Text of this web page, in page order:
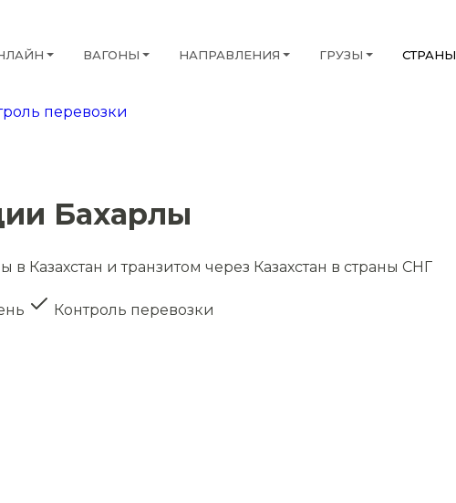
ВАГОНЫ НАПРАВЛЕНИЯ ГРУЗЫ СТРАНЫ
перевозки
Бахарлы
Казахстан и транзитом через Казахстан в страны СНГ
Контроль перевозки